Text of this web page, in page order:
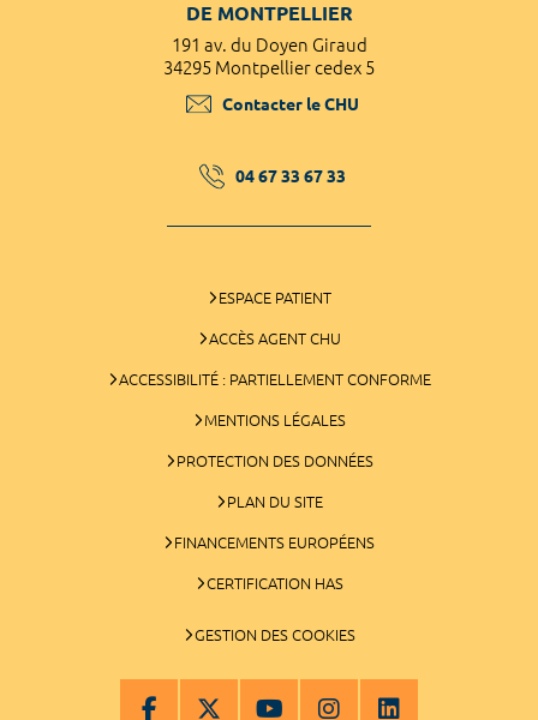
DE MONTPELLIER
191 av. du Doyen Giraud
34295 Montpellier cedex 5
Contacter le CHU
04 67 33 67 33
ESPACE PATIENT
ACCÈS AGENT CHU
ACCESSIBILITÉ : PARTIELLEMENT CONFORME
MENTIONS LÉGALES
PROTECTION DES DONNÉES
PLAN DU SITE
FINANCEMENTS EUROPÉENS
CERTIFICATION HAS
GESTION DES COOKIES